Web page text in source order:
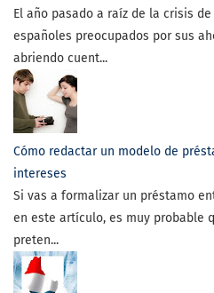
El año pasado a raíz de la crisis
españoles preocupados por sus
abriendo cuent...
Cómo redactar un modelo de
intereses
Si vas a formalizar un préstamo
en este artículo, es muy probable
preten...